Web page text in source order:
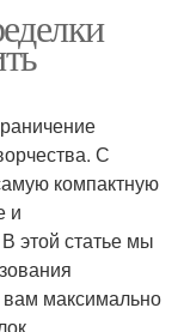
С
компактную
и
этой статье мы
вам максимально